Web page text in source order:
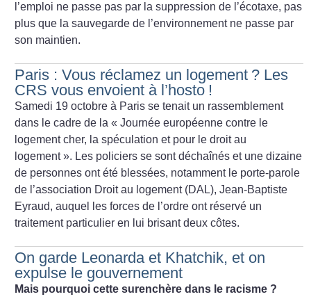
l’emploi ne passe pas par la suppression de l’écotaxe, pas
plus que la sauvegarde de l’environnement ne passe par
son maintien.
Paris : Vous réclamez un logement ? Les
CRS vous envoient à l’hosto !
Samedi 19 octobre à Paris se tenait un rassemblement
dans le cadre de la « Journée européenne contre le
logement cher, la spéculation et pour le droit au
logement ». Les policiers se sont déchaînés et une dizaine
de personnes ont été blessées, notamment le porte-parole
de l’association Droit au logement (DAL), Jean-Baptiste
Eyraud, auquel les forces de l’ordre ont réservé un
traitement particulier en lui brisant deux côtes.
On garde Leonarda et Khatchik, et on
expulse le gouvernement
Mais pourquoi cette surenchère dans le racisme ?